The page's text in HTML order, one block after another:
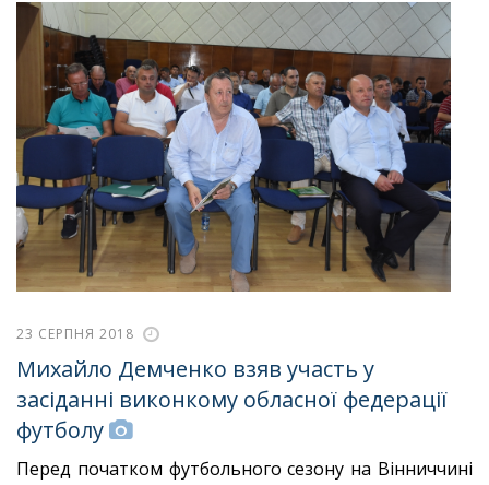
23 СЕРПНЯ 2018
Михайло Демченко взяв участь у
засіданні виконкому обласної федерації
футболу
Перед початком футбольного сезону на Вінниччині